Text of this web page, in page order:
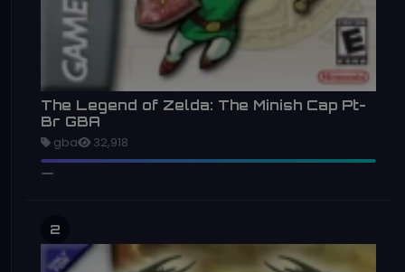
The Legend of Zelda: The Minish Cap Pt-
Br GBA
gba 32,918
2